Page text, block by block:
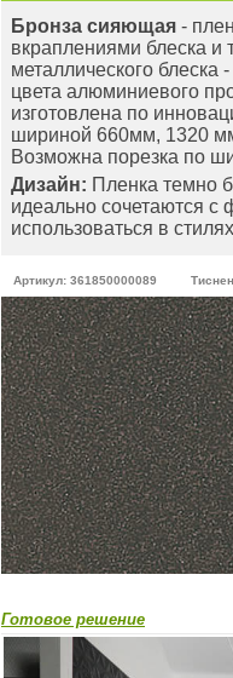
Бронза сияющая -
вкраплениями блеска и
металлического
цвета алюминиевого
изготовлена по
шириной 660мм, 1320
Возможна порезка по
Дизайн: Пленка темно
идеально сочетаются с
использоваться в
Артикул: 361850000089
Готовое решение